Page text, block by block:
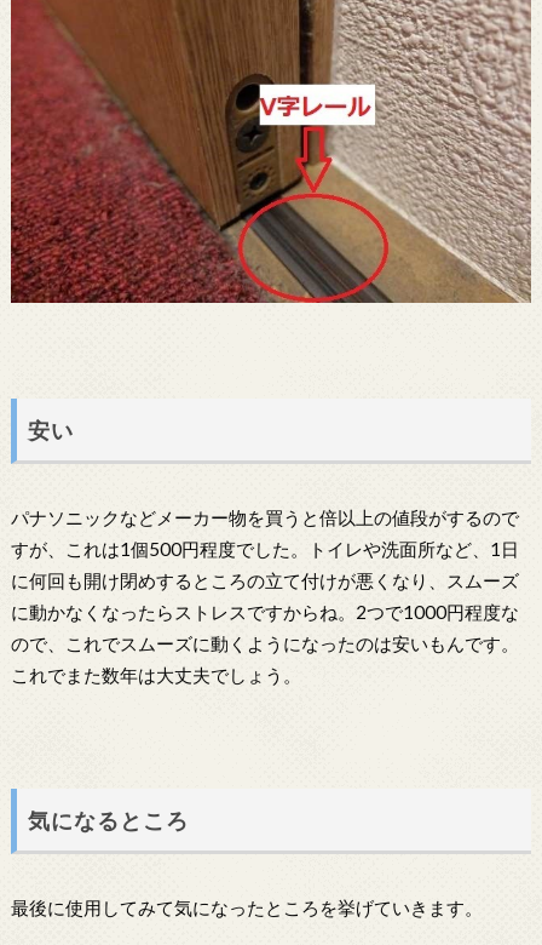
安い
パナソニックなどメーカー物を買うと倍以上の値段がするので
すが、これは1個500円程度でした。トイレや洗面所など、1日
に何回も開け閉めするところの立て付けが悪くなり、スムーズ
に動かなくなったらストレスですからね。2つで1000円程度な
ので、これでスムーズに動くようになったのは安いもんです。
これでまた数年は大丈夫でしょう。
気になるところ
最後に使用してみて気になったところを挙げていきます。